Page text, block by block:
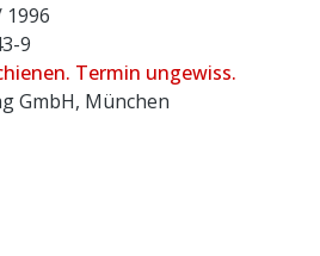
9
Termin ungewiss.
GmbH, München